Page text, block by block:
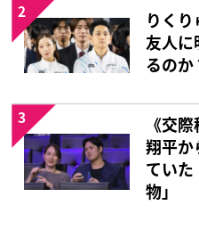
りく
友人
るの
2
《交
翔平か
てい
物」
3